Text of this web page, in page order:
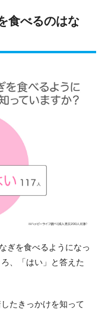
食べるのはな
ぎを食べるようになっ
、「はい」と答えた
たきっかけを知って